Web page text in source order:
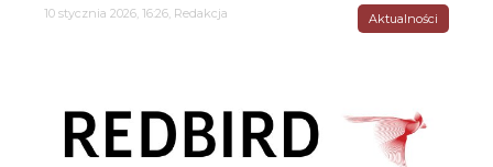
10 stycznia 2026, 16:26, Redakcja Aktualności